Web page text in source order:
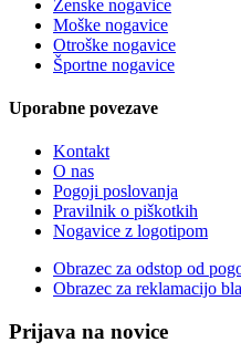
Ženske nogavice
Moške nogavice
Otroške nogavice
Športne nogavice
Uporabne povezave
Kontakt
O nas
Pogoji poslovanja
Pravilnik o piškotkih
Nogavice z logotipom
Obrazec za odstop od
Obrazec za reklamacijo
Prijava na novice